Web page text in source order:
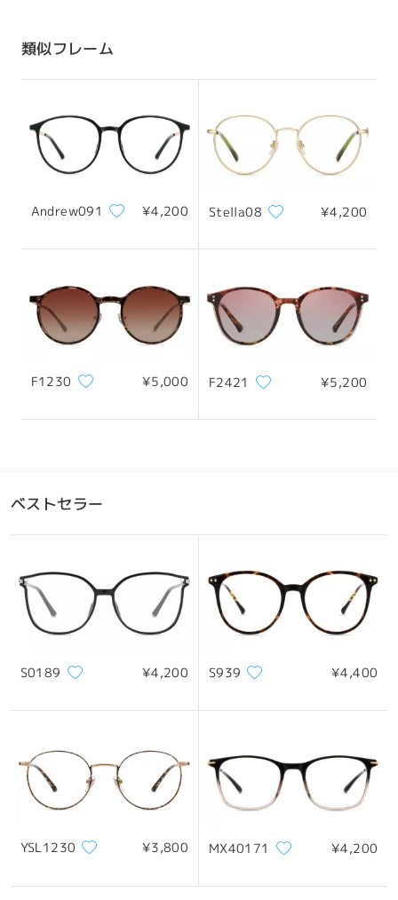
配送時間
配送
類似フレーム
Andrew091 ¥4,200 Stella08 ¥4,200
F1230 ¥5,000 F2421 ¥5,200
ベストセラー
S0189 ¥4,200 S939 ¥4,400
YSL1230 ¥3,800 MX40171 ¥4,200